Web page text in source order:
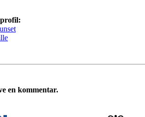
en kommentar.